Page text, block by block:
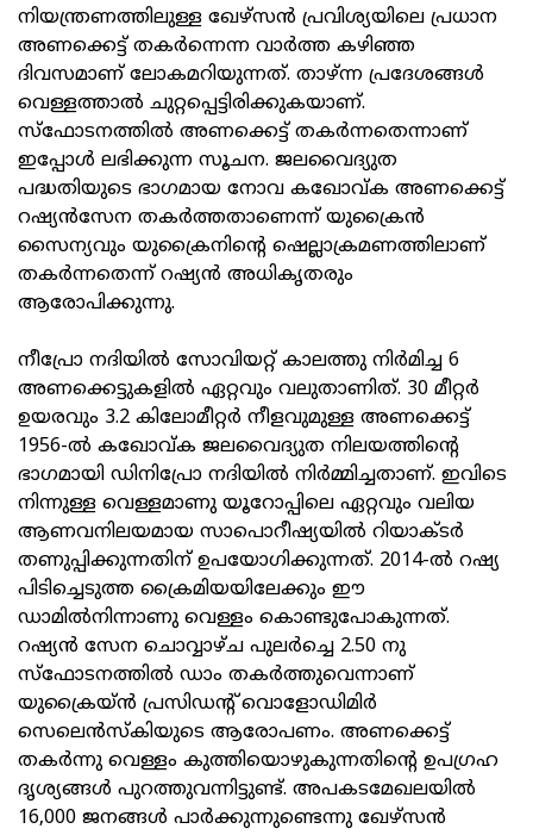
നിയന്ത്രണത്തിലുള്ള ഖേഴ്‌സൻ പ്രവിശ്യയിലെ പ്രധാന
അണക്കെട്ട് തകർന്നെന്ന വാർത്ത കഴിഞ്ഞ
ദിവസമാണ് ലോകമറിയുന്നത്. താഴ്ന്ന പ്രദേശങ്ങൾ
വെള്ളത്താൽ ചുറ്റപ്പെട്ടിരിക്കുകയാണ്.
സ്‌ഫോടനത്തിൽ അണക്കെട്ട് തകർന്നതെന്നാണ്
ഇപ്പോൾ ലഭിക്കുന്ന സൂചന. ജലവൈദ്യുത
പദ്ധതിയുടെ ഭാഗമായ നോവ കഖോവ്ക അണക്കെട്ട്
റഷ്യൻസേന തകർത്തതാണെന്ന് യുക്രൈൻ
സൈന്യവും യുക്രൈനിന്റെ ഷെല്ലാക്രമണത്തിലാണ്
തകർന്നതെന്ന് റഷ്യൻ അധികൃതരും
ആരോപിക്കുന്നു.
നീപ്രോ നദിയിൽ സോവിയറ്റ് കാലത്തു നിർമിച്ച 6
അണക്കെട്ടുകളിൽ ഏറ്റവും വലുതാണിത്. 30 മീറ്റർ
ഉയരവും 3.2 കിലോമീറ്റർ നീളവുമുള്ള അണക്കെട്ട്
1956-ൽ കഖോവ്ക ജലവൈദ്യുത നിലയത്തിന്റെ
ഭാഗമായി ഡിനിപ്രോ നദിയിൽ നിർമ്മിച്ചതാണ്. ഇവിടെ
നിന്നുള്ള വെള്ളമാണു യൂറോപ്പിലെ ഏറ്റവും വലിയ
ആണവനിലയമായ സാപൊറീഷ്യയിൽ റിയാക്ടർ
തണുപ്പിക്കുന്നതിന് ഉപയോഗിക്കുന്നത്. 2014-ൽ റഷ്യ
പിടിച്ചെടുത്ത ക്രൈമിയയിലേക്കും ഈ
ഡാമിൽനിന്നാണു വെള്ളം കൊണ്ടുപോകുന്നത്.
റഷ്യൻ സേന ചൊവ്വാഴ്ച പുലർച്ചെ 2.50 നു
സ്‌ഫോടനത്തിൽ ഡാം തകർത്തുവെന്നാണ്
യുക്രൈയ്ൻ പ്രസിഡന്റ് വൊളോഡിമിർ
സെലെൻസ്‌കിയുടെ ആരോപണം. അണക്കെട്ട്
തകർന്നു വെള്ളം കുത്തിയൊഴുകുന്നതിന്റെ ഉപഗ്രഹ
ദൃശ്യങ്ങൾ പുറത്തുവന്നിട്ടുണ്ട്. അപകടമേഖലയിൽ
16,000 ജനങ്ങൾ പാർക്കുന്നുണ്ടെന്നു ഖേഴ്‌സൻ